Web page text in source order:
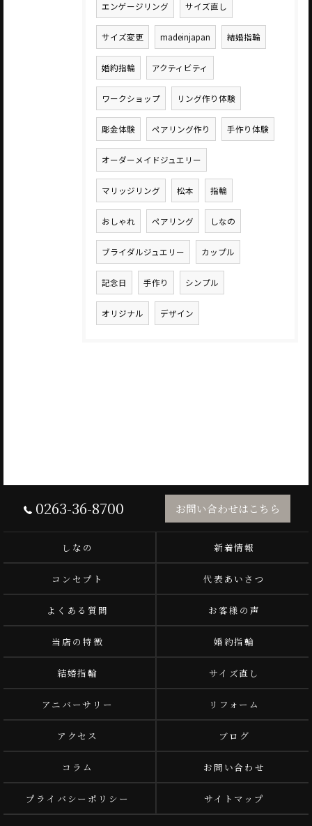
エンゲージリング サイズ直し
サイズ変更 madeinjapan 結婚指輪
婚約指輪 アクティビティ
ワークショップ リング作り体験
彫金体験 ペアリング作り 手作り体験
オーダーメイドジュエリー
マリッジリング 松本 指輪
おしゃれ ペアリング しなの
ブライダルジュエリー カップル
記念日 手作り シンプル
オリジナル デザイン
0263-36-8700 お問い合わせはこちら
しなの 新着情報
コンセプト 代表あいさつ
よくある質問 お客様の声
当店の特徴 婚約指輪
結婚指輪 サイズ直し
アニバーサリー リフォーム
アクセス ブログ
コラム お問い合わせ
プライバシーポリシー サイトマップ